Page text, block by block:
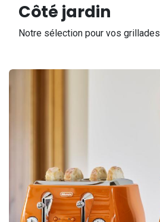
Côté jardin
Notre sélection pour vos grillades